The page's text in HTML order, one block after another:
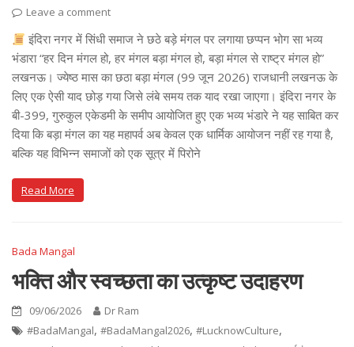
Leave a comment
इंदिरा नगर में सिंधी समाज ने छठे बड़े मंगल पर लगाया छप्पन भोग सा भव्य
भंडारा “हर दिन मंगल हो, हर मंगल बड़ा मंगल हो, बड़ा मंगल से राष्ट्र मंगल हो”
लखनऊ। ज्येष्ठ मास का छठा बड़ा मंगल (99 जून 2026) राजधानी लखनऊ के
लिए एक ऐसी याद छोड़ गया जिसे लंबे समय तक याद रखा जाएगा। इंदिरा नगर के
बी-399, गुरुकुल एकेडमी के समीप आयोजित हुए एक भव्य भंडारे ने यह साबित कर
दिया कि बड़ा मंगल का यह महापर्व अब केवल एक धार्मिक आयोजन नहीं रह गया है,
बल्कि यह विभिन्न समाजों को एक सूत्र में पिरोने
Read More
Bada Mangal
भक्ति और स्वच्छता का उत्कृष्ट उदाहरण
09/06/2026
Dr Ram
#BadaMangal, #BadaMangal2026, #LucknowCulture,